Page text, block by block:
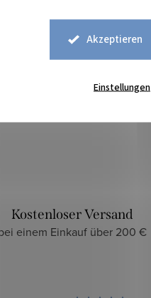
Akzeptieren
Einstellungen
Sicherer Kauf
Kostenloser Versand
einem Einkauf über 200 €